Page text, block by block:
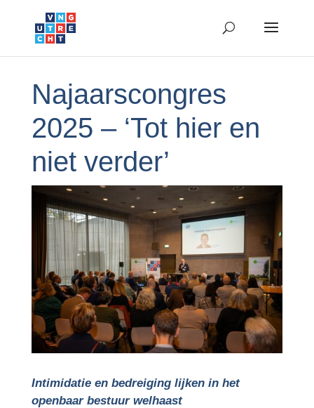
Najaarscongres
2025 – ‘Tot hier en
niet verder’
Intimidatie en bedreiging lijken in het
openbaar bestuur welhaast